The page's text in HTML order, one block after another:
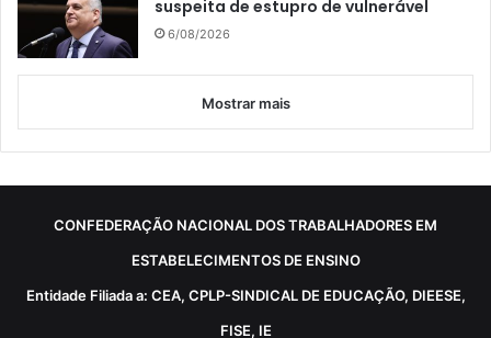
suspeita de estupro de vulnerável
6/08/2026
Mostrar mais
CONFEDERAÇÃO NACIONAL DOS TRABALHADORES EM
ESTABELECIMENTOS DE ENSINO
Entidade Filiada a: CEA, CPLP-SINDICAL DE EDUCAÇÃO, DIEESE,
FISE, IE